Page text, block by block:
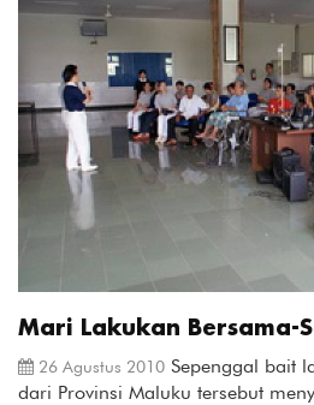
Mari Lakukan Bersama-
26 Agustus 2010 Sepenggal bait
dari Provinsi Maluku tersebut